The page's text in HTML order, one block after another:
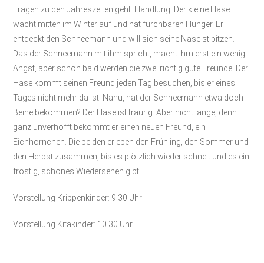
Fragen zu den Jahreszeiten geht. Handlung: Der kleine Hase
wacht mitten im Winter auf und hat furchbaren Hunger. Er
entdeckt den Schneemann und will sich seine Nase stibitzen.
Das der Schneemann mit ihm spricht, macht ihm erst ein wenig
Angst, aber schon bald werden die zwei richtig gute Freunde. Der
Hase kommt seinen Freund jeden Tag besuchen, bis er eines
Tages nicht mehr da ist. Nanu, hat der Schneemann etwa doch
Beine bekommen? Der Hase ist traurig. Aber nicht lange, denn
ganz unverhofft bekommt er einen neuen Freund, ein
Eichhörnchen. Die beiden erleben den Frühling, den Sommer und
den Herbst zusammen, bis es plötzlich wieder schneit und es ein
frostig, schönes Wiedersehen gibt…
Vorstellung Krippenkinder: 9.30 Uhr
Vorstellung Kitakinder: 10.30 Uhr